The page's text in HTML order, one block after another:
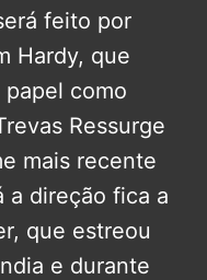
feito por
Hardy, que
como
Ressurge
mais recente
a direção fica a
que estreou
e durante